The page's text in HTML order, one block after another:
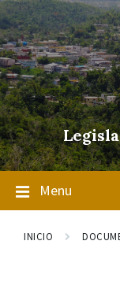
Skip
to
content
Skip
to
main
navigation
Skip
to
footer
Menu
INICIO